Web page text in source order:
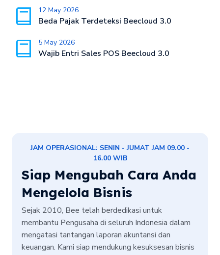
12 May 2026
Beda Pajak Terdeteksi Beecloud 3.0
5 May 2026
Wajib Entri Sales POS Beecloud 3.0
JAM OPERASIONAL: SENIN - JUMAT JAM 09.00 -
16.00 WIB
Siap Mengubah Cara Anda
Mengelola Bisnis
Sejak 2010, Bee telah berdedikasi untuk
membantu Pengusaha di seluruh Indonesia dalam
mengatasi tantangan laporan akuntansi dan
keuangan. Kami siap mendukung kesuksesan bisnis